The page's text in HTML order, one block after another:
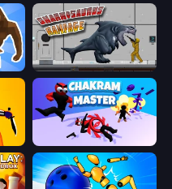
Sharkosaurus Rampage
Chakram Master